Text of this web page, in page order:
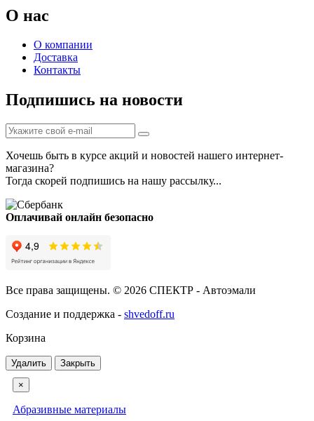
О нас
О компании
Доставка
Контакты
Подпишись на новости
Хочешь быть в курсе акций и новостей нашего интернет-
магазина?
Тогда скорей подпишись на нашу рассылку...
Оплачивай онлайн безопасно
Все права защищены. © 2026 СПЕКТР - Автоэмали
Создание и поддержка - shvedoff.ru
Корзина
Удалить Закрыть
×
Абразивные материалы